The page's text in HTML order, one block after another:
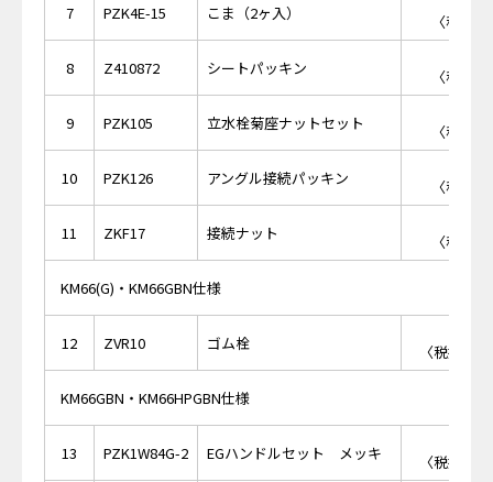
7 PZK4E-15 こま（2ヶ入）
〈税抜
8 Z410872 シートパッキン
〈税抜
9 PZK105 立水栓菊座ナットセット
〈税抜
10 PZK126 アングル接続パッキン
〈税抜
11 ZKF17 接続ナット
〈税抜
KM66(G)・KM66GBN仕様
12 ZVR10 ゴム栓
〈税抜価
KM66GBN・KM66HPGBN仕様
13 PZK1W84G-2 EGハンドルセット メッキ
〈税抜価